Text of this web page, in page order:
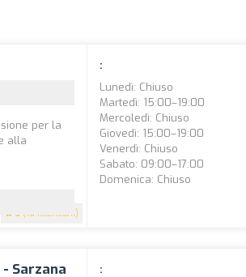
5 (10 recensioni)
per la
alla
:
Lunedì: Chiuso
Martedì: 15:00–19:00
Mercoledì: Chiuso
Giovedì: 15:00–19:00
Venerdì: Chiuso
Sabato: 09:00–17:00
Domenica: Chiuso
Sarzana
: